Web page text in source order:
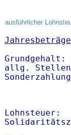
ausführlicher
Jahresbeträge
allg.